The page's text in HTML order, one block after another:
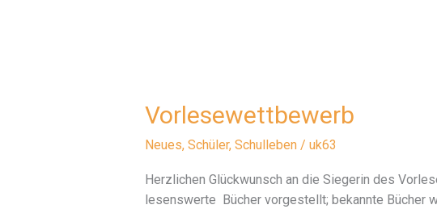
Vorlesewettbewerb
Neues, Schüler, Schulleben/ uk63
Herzlichen Glückwunsch an die Siegerin des
lesenswerte Bücher vorgestellt; bekannte Bücher